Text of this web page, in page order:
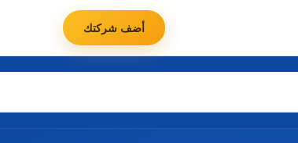
أضف شركتك